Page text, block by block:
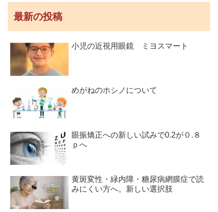
最新の投稿
小児の近視用眼鏡 ミヨスマート
めがねのホシノについて
眼振矯正への新しい試みで0.2が０.８
ｐへ
黄斑変性・緑内障・糖尿病網膜症で読
みにくい方へ。新しい選択肢